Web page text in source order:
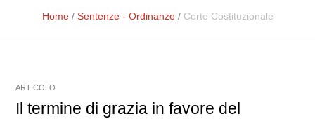
Home / Sentenze - Ordinanze / Corte Costituzionale
ARTICOLO
Il termine di grazia in favore del